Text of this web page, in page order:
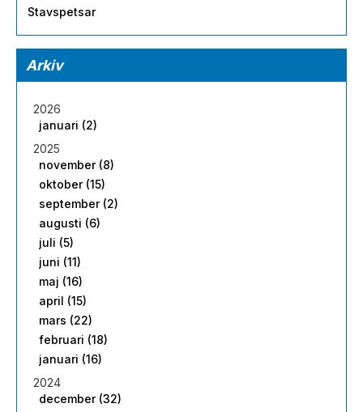
Stavspetsar
Arkiv
2026
januari (2)
2025
november (8)
oktober (15)
september (2)
augusti (6)
juli (5)
juni (11)
maj (16)
april (15)
mars (22)
februari (18)
januari (16)
2024
december (32)